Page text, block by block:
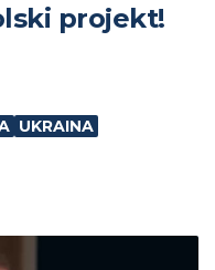
projekt!
UKRAINA